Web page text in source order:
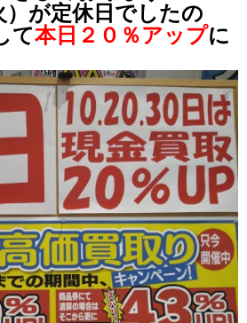
）が定休日でしたの
て本日２０％アップに